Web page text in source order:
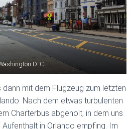
D. C.
mit dem Flugzeug zum letzten
Nach dem etwas turbulenten
Charterbus abgeholt, in dem uns
in Orlando empfing. Im